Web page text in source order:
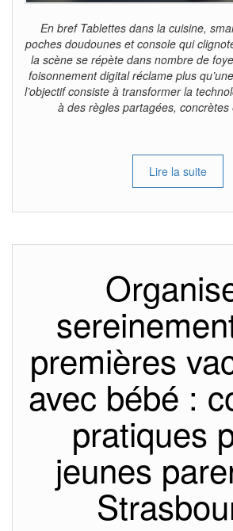
En bref Tablettes dans la cuisine,
poches doudounes et console qui
la scène se répète dans nombre de
foisonnement digital réclame plus
l’objectif consiste à transformer la
à des règles partagées,
Lire la suite
premières
avec bébé :
pratiques
jeunes